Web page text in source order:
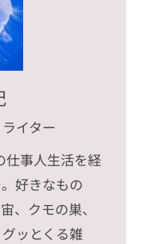
ライター
仕事人生活を経
好きなもの
、クモの巣、
ッとくる雑